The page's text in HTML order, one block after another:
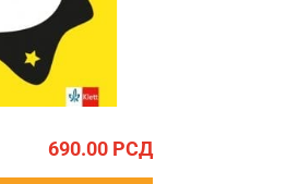
690.00 РСД